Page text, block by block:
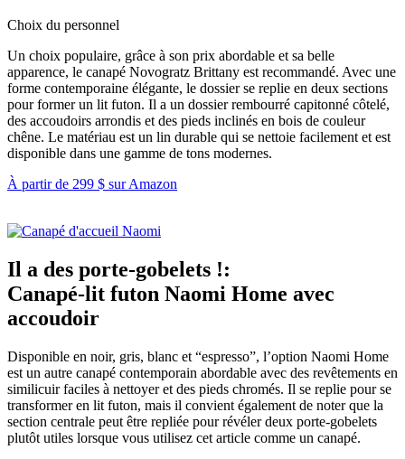
Choix du personnel
Un choix populaire, grâce à son prix abordable et sa belle
apparence, le canapé Novogratz Brittany est recommandé. Avec une
forme contemporaine élégante, le dossier se replie en deux sections
pour former un lit futon. Il a un dossier rembourré capitonné côtelé,
des accoudoirs arrondis et des pieds inclinés en bois de couleur
chêne. Le matériau est un lin durable qui se nettoie facilement et est
disponible dans une gamme de tons modernes.
À partir de 299 $ sur Amazon
Il a des porte-gobelets !:
Canapé-lit futon Naomi Home avec
accoudoir
Disponible en noir, gris, blanc et “espresso”, l’option Naomi Home
est un autre canapé contemporain abordable avec des revêtements en
similicuir faciles à nettoyer et des pieds chromés. Il se replie pour se
transformer en lit futon, mais il convient également de noter que la
section centrale peut être repliée pour révéler deux porte-gobelets
plutôt utiles lorsque vous utilisez cet article comme un canapé.